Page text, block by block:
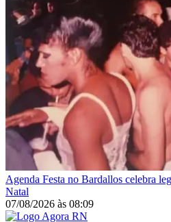
Agenda Festa no Bardallos celebra
Natal
07/08/2026 às 08:09